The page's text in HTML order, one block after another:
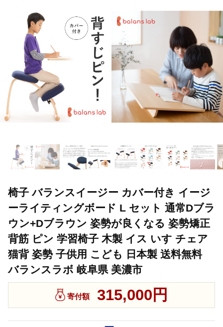
日用品・雑貨 ほかの雑貨・日用品
椅子 バランスイージー カバー付き イージ
ーライティングボード L セット 通常Dブラ
ウン+Dブラウン 姿勢が良くなる 姿勢矯正
背筋 ピン 学習椅子 木製 イス いす チェア
猫背 姿勢 子供用 こども 日本製 送料無料
バランスラボ 岐阜県 美濃市
寄付額 315,000円